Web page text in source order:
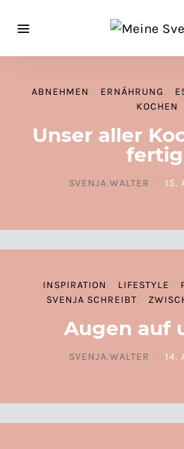
ABNEHMEN ERNÄHRUNG
KOCHEN
Unser aller
SVENJA.WALTER 15.
INSPIRATION LIFESTYLE
SVENJA SCHREIBT
Augen auf
SVENJA.WALTER 14.